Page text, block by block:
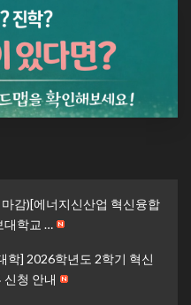
감)[에너지신산업 혁신융합
대학교 …
학] 2026학년도 2학기 혁신
신청 안내